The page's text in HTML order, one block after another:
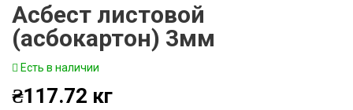
Асбест листовой
(асбокартон) 3мм
Есть в наличии
₴117.72 кг